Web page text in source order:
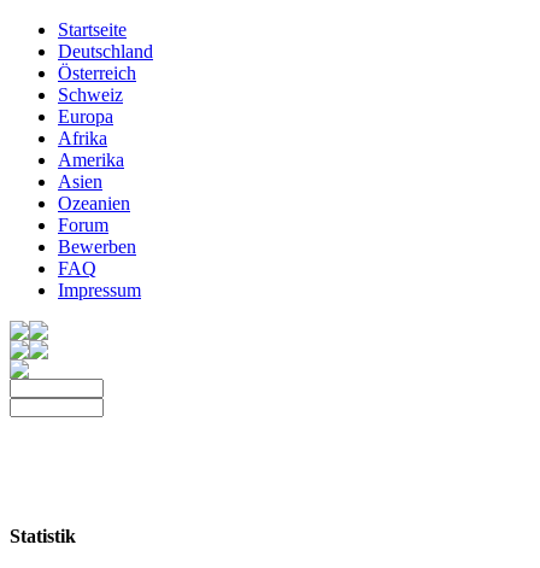
Startseite
Deutschland
Österreich
Schweiz
Europa
Afrika
Amerika
Asien
Ozeanien
Forum
Bewerben
FAQ
Impressum
Statistik